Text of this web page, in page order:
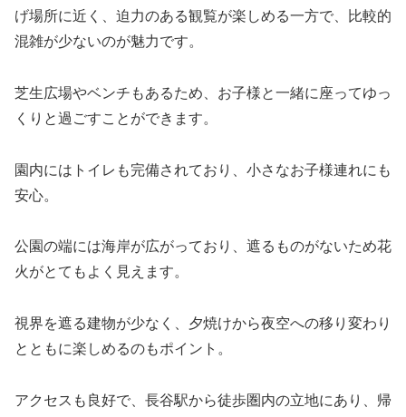
げ場所に近く、迫力のある観覧が楽しめる一方で、比較的
混雑が少ないのが魅力です。
芝生広場やベンチもあるため、お子様と一緒に座ってゆっ
くりと過ごすことができます。
園内にはトイレも完備されており、小さなお子様連れにも
安心。
公園の端には海岸が広がっており、遮るものがないため花
火がとてもよく見えます。
視界を遮る建物が少なく、夕焼けから夜空への移り変わり
とともに楽しめるのもポイント。
アクセスも良好で、長谷駅から徒歩圏内の立地にあり、帰